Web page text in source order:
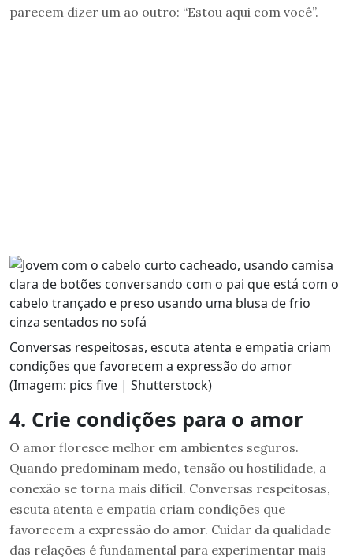
parecem dizer um ao outro: “Estou aqui com você”.
Conversas respeitosas, escuta atenta e empatia criam
condições que favorecem a expressão do amor
(Imagem: pics five | Shutterstock)
4. Crie condições para o amor
O amor floresce melhor em ambientes seguros.
Quando predominam medo, tensão ou hostilidade, a
conexão se torna mais difícil. Conversas respeitosas,
escuta atenta e empatia criam condições que
favorecem a expressão do amor. Cuidar da qualidade
das relações é fundamental para experimentar mais